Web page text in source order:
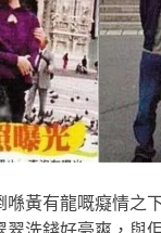
喺黃有龍嘅癡情之